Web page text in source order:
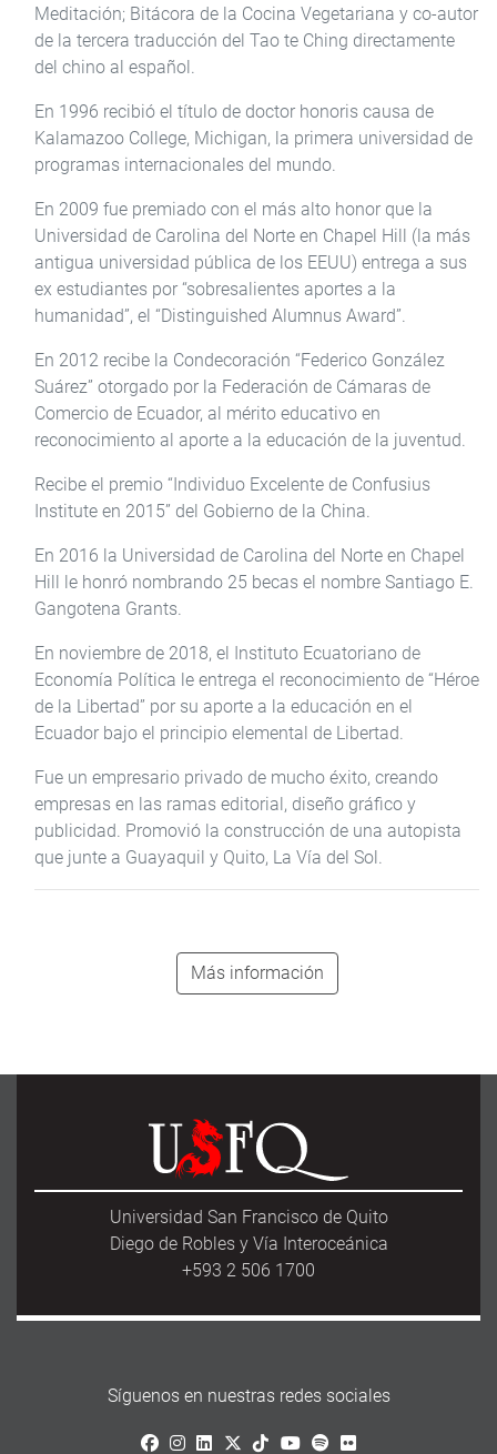
Meditación; Bitácora de la Cocina Vegetariana y co-autor
de la tercera traducción del Tao te Ching directamente
del chino al español.
En 1996 recibió el título de doctor honoris causa de
Kalamazoo College, Michigan, la primera universidad de
programas internacionales del mundo.
En 2009 fue premiado con el más alto honor que la
Universidad de Carolina del Norte en Chapel Hill (la más
antigua universidad pública de los EEUU) entrega a sus
ex estudiantes por “sobresalientes aportes a la
humanidad”, el “Distinguished Alumnus Award”.
En 2012 recibe la Condecoración “Federico González
Suárez” otorgado por la Federación de Cámaras de
Comercio de Ecuador, al mérito educativo en
reconocimiento al aporte a la educación de la juventud.
Recibe el premio “Individuo Excelente de Confusius
Institute en 2015” del Gobierno de la China.
En 2016 la Universidad de Carolina del Norte en Chapel
Hill le honró nombrando 25 becas el nombre Santiago E.
Gangotena Grants.
En noviembre de 2018, el Instituto Ecuatoriano de
Economía Política le entrega el reconocimiento de “Héroe
de la Libertad” por su aporte a la educación en el
Ecuador bajo el principio elemental de Libertad.
Fue un empresario privado de mucho éxito, creando
empresas en las ramas editorial, diseño gráfico y
publicidad. Promovió la construcción de una autopista
que junte a Guayaquil y Quito, La Vía del Sol.
Más información
Universidad San Francisco de Quito
Diego de Robles y Vía Interoceánica
+593 2 506 1700
Síguenos en nuestras redes sociales